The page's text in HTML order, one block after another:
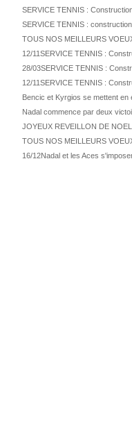
ATP Wash. Pas de 1/4 pour
WTA Washington Déjà fini
ATP Washington De Minaur
ATP Washington Fritz et
WTA Prague Tagger, premier
ATP Estoril Van Assche
ATP Estoril Van Assche s'offre
SERVICE TENNIS :
SERVICE TENNIS : construction
TOUS NOS MEILLEURS
12/11SERVICE TENNIS :
28/03SERVICE TENNIS :
12/11SERVICE TENNIS :
Bencic et Kyrgios se mettent en
Nadal commence par deux
JOYEUX REVEILLON DE
TOUS NOS MEILLEURS
16/12Nadal et les Aces